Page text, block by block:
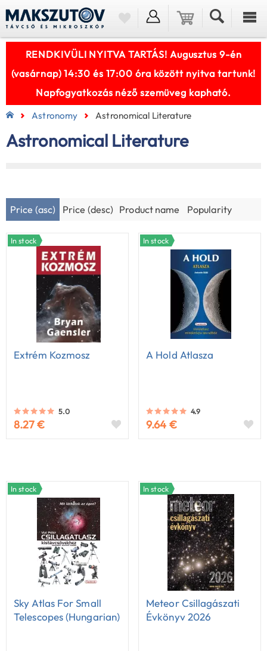
RENDKIVÜLI NYITVA TARTÁS! Augusztus 9-én
(vasárnap) 14:30 és 17:00 óra között nyitva tartunk!
Napfogyatkozás néző szemüveg kapható.
Astronomy Astronomical Literature
Astronomical Literature
Price (asc) Price (desc) Product name Popularity
In stock
Extrém Kozmosz
5.0
8.27 €
In stock
A Hold Atlasza
4.9
9.64 €
In stock
Sky Atlas For Small
Telescopes (Hungarian)
In stock
Meteor Csillagászati
Évkönyv 2026